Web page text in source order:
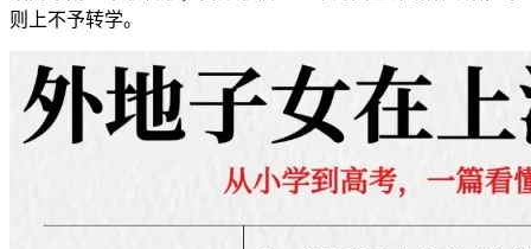
则上不予转学。